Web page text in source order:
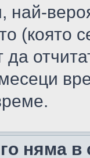
най-
(която
няма в